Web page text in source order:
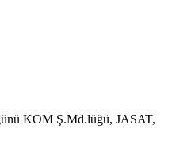
KOM Ş.Md.lüğü, JASAT,